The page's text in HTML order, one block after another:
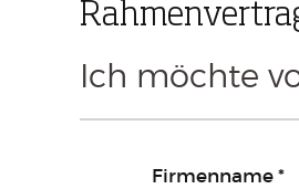
Ich möchte
Firmenname *